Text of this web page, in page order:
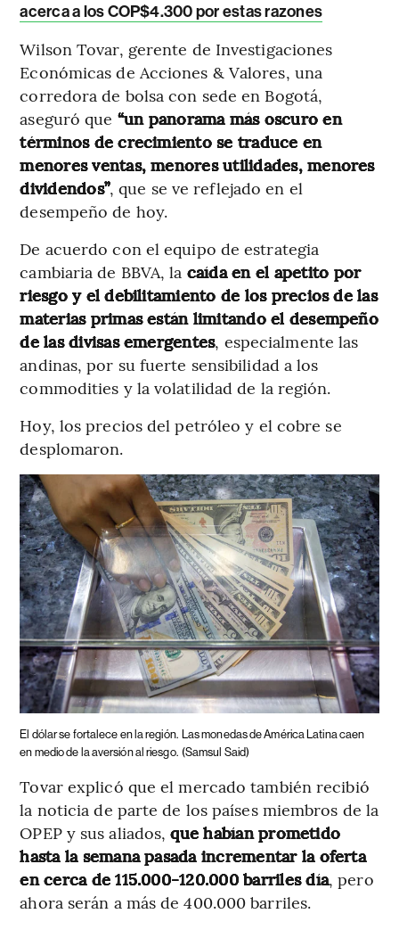
acerca a los COP$4.300 por estas razones
Wilson Tovar, gerente de Investigaciones
Económicas de Acciones & Valores, una
corredora de bolsa con sede en Bogotá,
aseguró que “un panorama más oscuro en
términos de crecimiento se traduce en
menores ventas, menores utilidades, menores
dividendos”, que se ve reflejado en el
desempeño de hoy.
De acuerdo con el equipo de estrategia
cambiaria de BBVA, la caída en el apetito por
riesgo y el debilitamiento de los precios de las
materias primas están limitando el desempeño
de las divisas emergentes, especialmente las
andinas, por su fuerte sensibilidad a los
commodities y la volatilidad de la región.
Hoy, los precios del petróleo y el cobre se
desplomaron.
El dólar se fortalece en la región. Las monedas de América Latina caen
en medio de la aversión al riesgo. (Samsul Said)
Tovar explicó que el mercado también recibió
la noticia de parte de los países miembros de la
OPEP y sus aliados,que habían prometido
hasta la semana pasada incrementar la oferta
en cerca de 115.000-120.000 barriles día, pero
ahora serán a más de 400.000 barriles.